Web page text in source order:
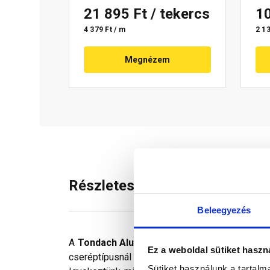
Beleegyezés
Ez a weboldal sütiket
21 895 Ft / tekercs
4 379 Ft / m
Megnézem
2
Részletes leírás
A Tondach Alu Pro gerincszellőző szalag
cseréptípusnál használható, taréj-, és